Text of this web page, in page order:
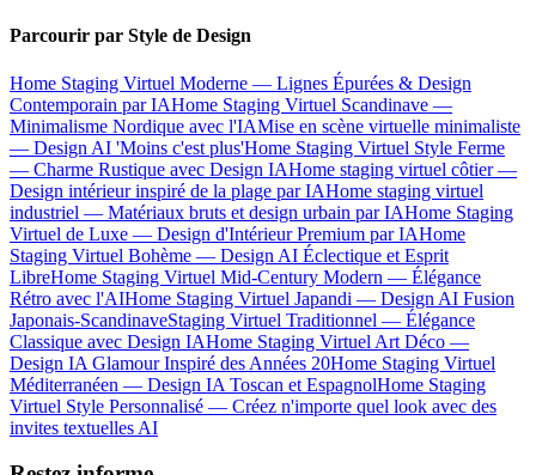
Parcourir par Style de Design
Home Staging Virtuel Moderne — Lignes Épurées & Design
Contemporain par IAHome Staging Virtuel Scandinave —
Minimalisme Nordique avec l'IAMise en scène virtuelle minimaliste
— Design AI 'Moins c'est plus'Home Staging Virtuel Style Ferme
— Charme Rustique avec Design IAHome staging virtuel côtier —
Design intérieur inspiré de la plage par IAHome staging virtuel
industriel — Matériaux bruts et design urbain par IAHome Staging
Virtuel de Luxe — Design d'Intérieur Premium par IAHome
Staging Virtuel Bohème — Design AI Éclectique et Esprit
LibreHome Staging Virtuel Mid-Century Modern — Élégance
Rétro avec l'AIHome Staging Virtuel Japandi — Design AI Fusion
Japonais-ScandinaveStaging Virtuel Traditionnel — Élégance
Classique avec Design IAHome Staging Virtuel Art Déco —
Design IA Glamour Inspiré des Années 20Home Staging Virtuel
Méditerranéen — Design IA Toscan et EspagnolHome Staging
Virtuel Style Personnalisé — Créez n'importe quel look avec des
invites textuelles AI